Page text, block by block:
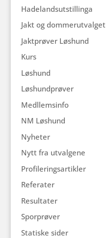
Hadelandsutstillinga
Jakt og dommerutvalget
Jaktprøver Løshund
Kurs
Løshund
Løshundprøver
Medllemsinfo
NM Løshund
Nyheter
Nytt fra utvalgene
Profileringsartikler
Referater
Resultater
Sporprøver
Statiske sider